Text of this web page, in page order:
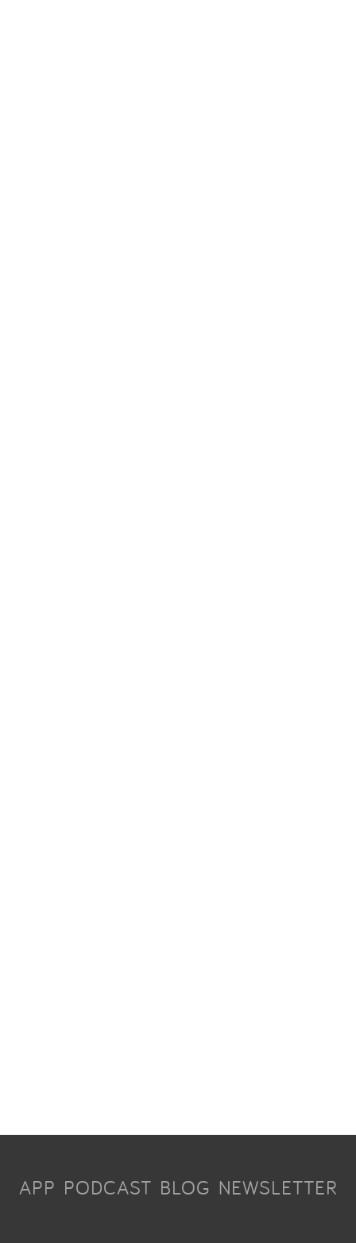
APP PODCAST BLOG NEWSLETTER